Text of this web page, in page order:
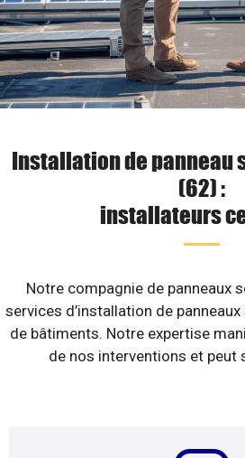
Installation de panneau
(62) :
installateurs
Notre compagnie de panneaux
services d’installation de
de bâtiments. Notre expertise
de nos interventions et peut